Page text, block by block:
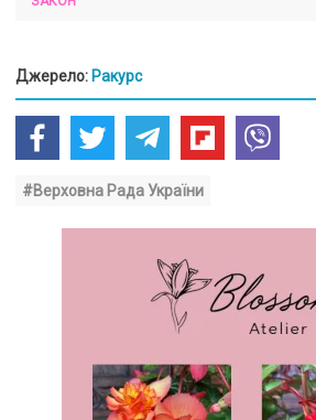
Джерело: Ракурс
#Верховна Рада України